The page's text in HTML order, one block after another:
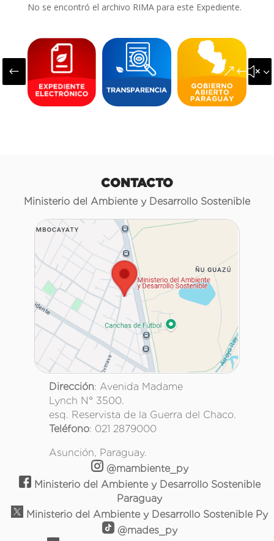
No se encontró el archivo RIMA para este Expediente.
#
CONTACTO
Ministerio del Ambiente y Desarrollo Sostenible
Dirección: Avenida Madame
Lynch N° 3500.
esq. Reservista de la Guerra del Chaco.
Teléfono: 021 2879000
Asunción, Paraguay.
@mambiente_py
Ministerio del Ambiente y Desarrollo Sostenible
Paraguay
Ministerio del Ambiente y Desarrollo Sostenible Py
@mades_py